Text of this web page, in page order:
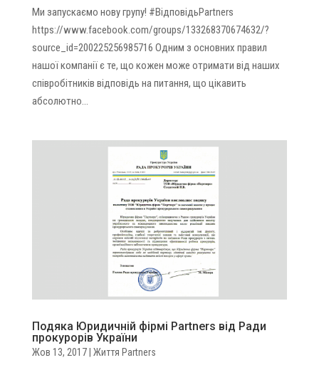
Ми запускаємо нову групу! #ВідповідьPartners
https://www.facebook.com/groups/133268370674632/?
source_id=200225256985716 Одним з основних правил
нашої компанії є те, що кожен може отримати від наших
співробітників відповідь на питання, що цікавить
абсолютно...
Подяка Юридичній фірмі Partners від Ради
прокурорів України
Жов 13, 2017| Життя Partners